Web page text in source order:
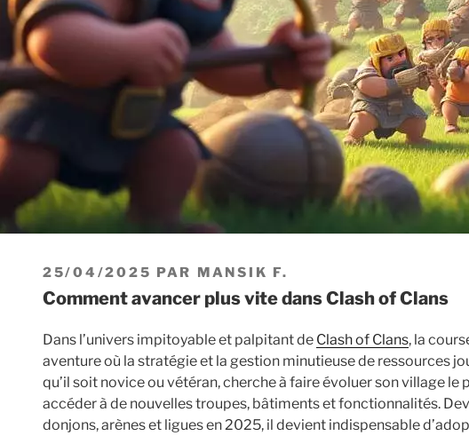
PUBLIÉ
LE
25/04/2025 PAR MANSIK F.
Comment avancer plus vite dans Clash of Clans
Dans l’univers impitoyable et palpitant de Clash of Clans, la
aventure où la stratégie et la gestion minutieuse de ressources
qu’il soit novice ou vétéran, cherche à faire évoluer son village
accéder à de nouvelles troupes, bâtiments et fonctionnalités.
donjons, arènes et ligues en 2025, il devient indispensable